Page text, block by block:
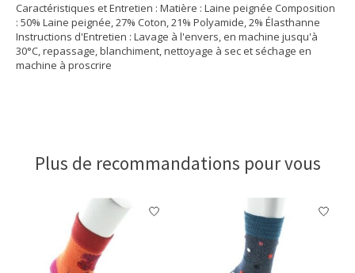
Caractéristiques et Entretien : Matière : Laine peignée Composition
: 50% Laine peignée, 27% Coton, 21% Polyamide, 2% Élasthanne
Instructions d'Entretien : Lavage à l'envers, en machine jusqu'à
30°C, repassage, blanchiment, nettoyage à sec et séchage en
machine à proscrire
Plus de recommandations pour vous
Articles du carrousel de produits